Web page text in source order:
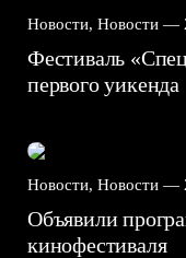
Новости, Новости —
Фестиваль
первого уикенда
Новости, Новости —
Объявили
кинофестиваля